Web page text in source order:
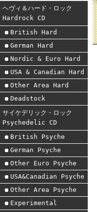
ヘヴィ＆ハード・ロック
Hardrock CD
British Hard
German Hard
Nordic & Euro Hard
USA & Canadian Hard
Other Area Hard
Deadstock
サイケデリック・ロック
Psychedelic CD
British Psyche
German Psyche
Other Euro Psyche
USA&Canadian Psyche
Other Area Psyche
Experimental